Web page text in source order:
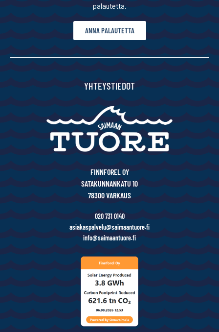
palautetta.
ANNA PALAUTETTA
YHTEYSTIEDOT
FINNFOREL OY
SATAKUNNANKATU 10
78300 VARKAUS
020 731 0140
asiakaspalvelu@saimaantuore.fi
info@saimaantuore.fi